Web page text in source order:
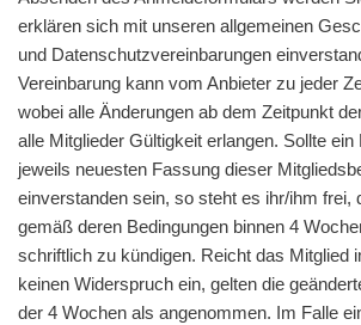
erklären sich mit unseren allgemeinen
und Datenschutzvereinbarungen
Vereinbarung kann vom Anbieter zu jeder
wobei alle Änderungen ab dem Zeitpunkt
alle Mitglieder Gültigkeit erlangen. Sollte ein
jeweils neuesten Fassung dieser
einverstanden sein, so steht es ihr/ihm frei,
gemäß deren Bedingungen binnen 4
schriftlich zu kündigen. Reicht das Mitglied
keinen Widerspruch ein, gelten die
der 4 Wochen als angenommen. Im Falle